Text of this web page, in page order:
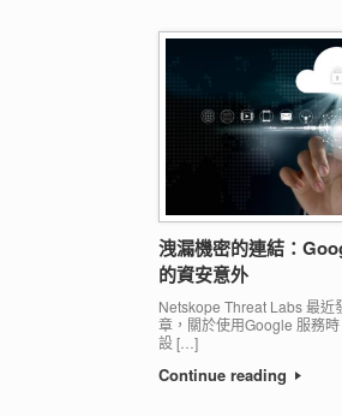
洩漏機密的連結：
的資安意外
Netskope Threat Labs 最近
章，關於使用Google 服務
設 […]
Continue reading